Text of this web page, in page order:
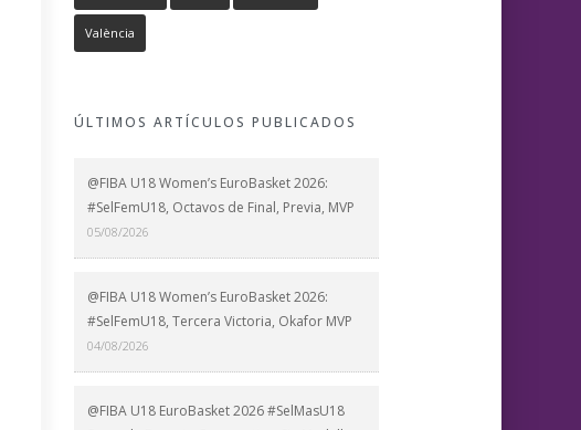
València
ÚLTIMOS ARTÍCULOS PUBLICADOS
@FIBA U18 Women’s EuroBasket 2026:
#SelFemU18, Octavos de Final, Previa, MVP
05/08/2026
@FIBA U18 Women’s EuroBasket 2026:
#SelFemU18, Tercera Victoria, Okafor MVP
04/08/2026
@FIBA U18 EuroBasket 2026 #SelMasU18